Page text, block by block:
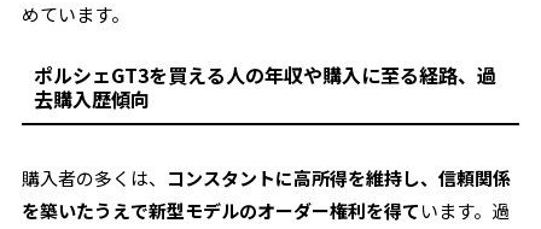
めています。
ポルシェGT3を買える人の年収や購入に至る経路、過
去購入歴傾向
購入者の多くは、 コンスタントに高所得を維持し、信頼関係
を築いたうえで新型モデルのオーダー権利を得ています。過